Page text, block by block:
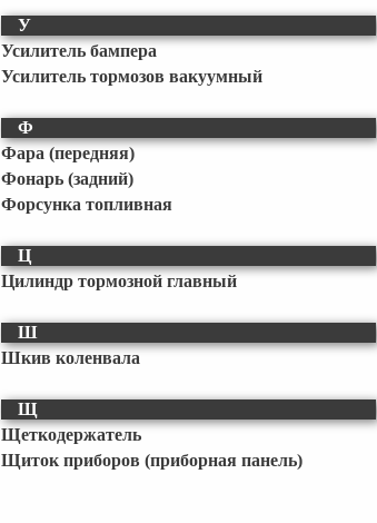
У
Усилитель бампера
Усилитель тормозов вакуумный
Ф
Фара (передняя)
Фонарь (задний)
Форсунка топливная
Ц
Цилиндр тормозной главный
Ш
Шкив коленвала
Щ
Щеткодержатель
Щиток приборов (приборная панель)